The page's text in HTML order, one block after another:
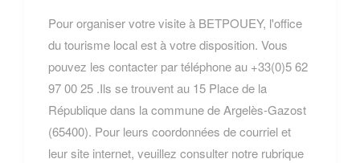
Pour organiser votre visite à BETPOUEY, l'office
du tourisme local est à votre disposition. Vous
pouvez les contacter par téléphone au +33(0)5 62
97 00 25 .Ils se trouvent au 15 Place de la
République dans la commune de Argelès-Gazost
(65400). Pour leurs coordonnées de courriel et
leur site internet, veuillez consulter notre rubrique